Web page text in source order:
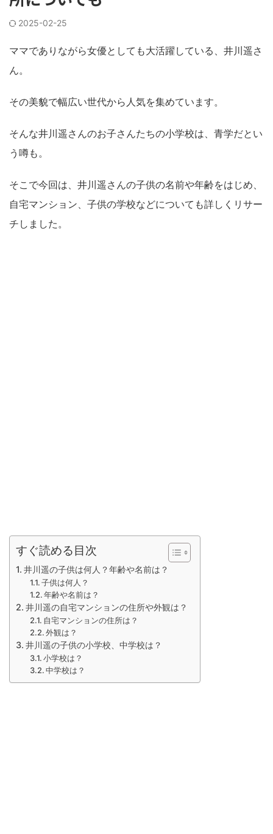
2025-02-25
ママでありながら女優としても大活躍している、井川遥さ
ん。
その美貌で幅広い世代から人気を集めています。
そんな井川遥さんのお子さんたちの小学校は、青学だとい
う噂も。
そこで今回は、井川遥さんの子供の名前や年齢をはじめ、
自宅マンション、子供の学校などについても詳しくリサー
チしました。
すぐ読める目次
井川遥の子供は何人？年齢や名前は？
子供は何人？
年齢や名前は？
井川遥の自宅マンションの住所や外観は？
自宅マンションの住所は？
外観は？
井川遥の子供の小学校、中学校は？
小学校は？
中学校は？